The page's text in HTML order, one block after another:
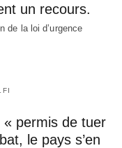
un recours.
de la loi d’urgence
permis de tuer
le pays s’en